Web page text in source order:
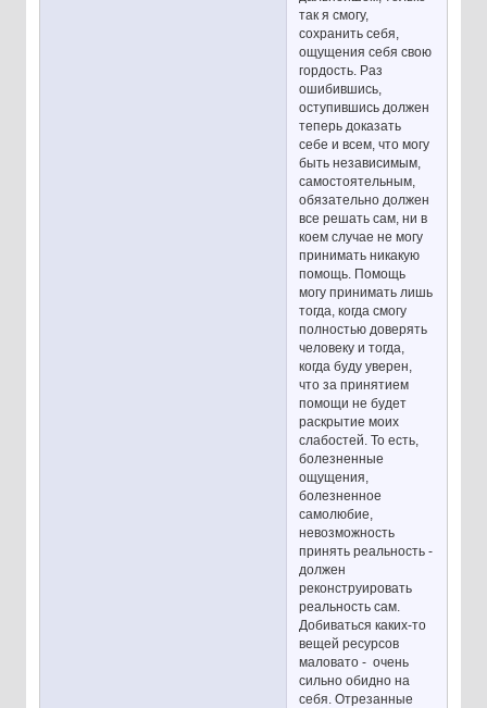
так я смогу,
сохранить себя,
ощущения себя свою
гордость. Раз
ошибившись,
оступившись должен
теперь доказать
себе и всем, что могу
быть независимым,
самостоятельным,
обязательно должен
все решать сам, ни в
коем случае не могу
принимать никакую
помощь. Помощь
могу принимать лишь
тогда, когда смогу
полностью доверять
человеку и тогда,
когда буду уверен,
что за принятием
помощи не будет
раскрытие моих
слабостей. То есть,
болезненные
ощущения,
болезненное
самолюбие,
невозможность
принять реальность -
должен
реконструировать
реальность сам.
Добиваться каких-то
вещей ресурсов
маловато - очень
сильно обидно на
себя. Отрезанные